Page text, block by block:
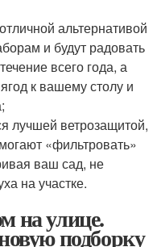
альтернативой
и будут радовать
всего года, а
к вашему столу и
лучшей ветрозащитой,
«фильтровать»
ваш сад, не
на участке.
на улице.
подборку